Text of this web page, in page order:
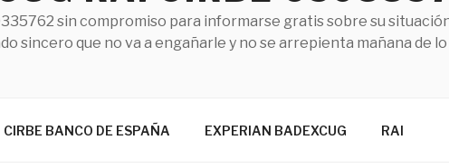
sin compromiso para informarse gratis sobre su
sincero que no va a engañarle y no se arrepienta mañana de
CIRBE BANCO DE ESPAÑA EXPERIAN BADEXCUG RAI